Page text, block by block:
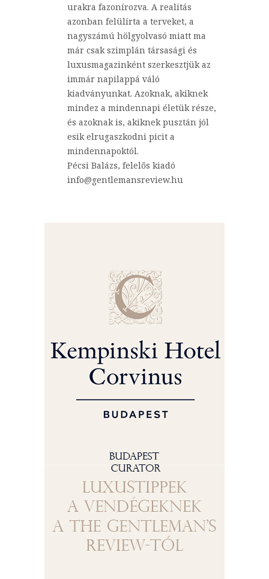
urakra fazonírozva. A realitás
azonban felülírta a terveket, a
nagyszámú hölgyolvasó miatt ma
már csak szimplán társasági és
luxusmagazinként szerkesztjük az
immár napilappá váló
kiadványunkat. Azoknak, akiknek
mindez a mindennapi életük része,
és azoknak is, akiknek pusztán jól
esik elrugaszkodni picit a
mindennapoktól.
Pécsi Balázs, felelős kiadó
info@gentlemansreview.hu